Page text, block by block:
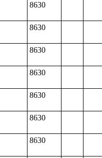
8630
8630
8630
8630
8630
8630
8630